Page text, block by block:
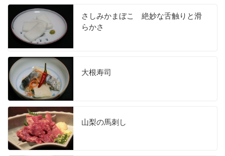
さしみかまぼこ 絶妙な舌触りと滑
らかさ
大根寿司
山梨の馬刺し